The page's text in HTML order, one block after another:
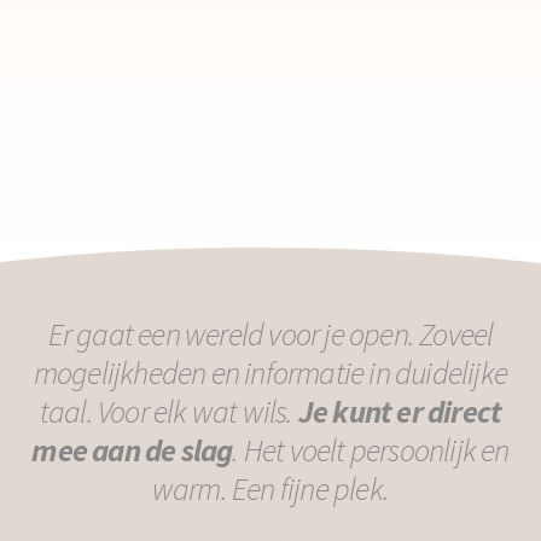
Er gaat een wereld voor je open. Zoveel
mogelijkheden en informatie in duidelijke
taal. Voor elk wat wils. Je kunt er direct
mee aan de slag. Het voelt persoonlijk en
warm. Een fijne plek.